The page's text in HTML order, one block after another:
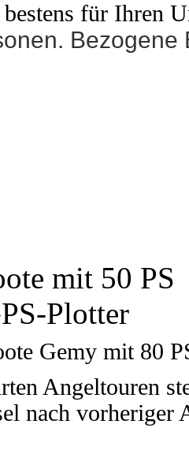
für Ihren
mit 50
Plotter
Gemy mit 80
Angeltouren
nach vorheriger